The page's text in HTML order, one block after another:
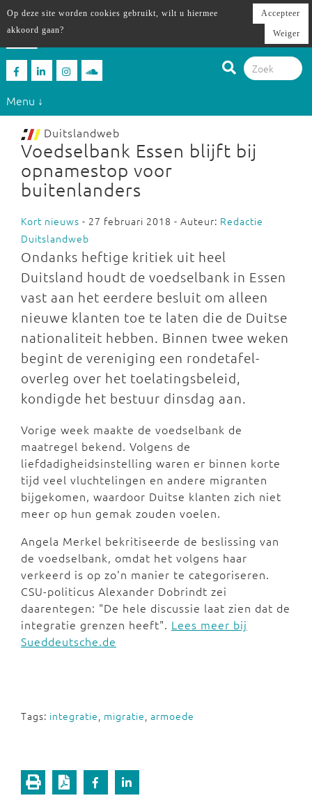
Menu ↓
Duitslandweb
Voedselbank Essen blijft bij
opnamestop voor
buitenlanders
Kort nieuws - 27 februari 2018 - Auteur: Redactie
Duitslandweb
Ondanks heftige kritiek uit heel
Duitsland houdt de voedselbank in Essen
vast aan het eerdere besluit om alleen
nieuwe klanten toe te laten die de Duitse
nationaliteit hebben. Binnen twee weken
begint de vereniging een rondetafel-
overleg over het toelatingsbeleid,
kondigde het bestuur dinsdag aan.
Vorige week maakte de voedselbank de
maatregel bekend. Volgens de
liefdadigheidsinstelling waren er binnen korte
tijd veel vluchtelingen en andere migranten
bijgekomen, waardoor Duitse klanten zich niet
meer op hun gemak zouden voelen.
Angela Merkel bekritiseerde de beslissing van
de voedselbank, omdat het volgens haar
verkeerd is op zo'n manier te categoriseren.
CSU-politicus Alexander Dobrindt zei
daarentegen: "De hele discussie laat zien dat de
integratie grenzen heeft". Lees meer bij
Sueddeutsche.de
Tags: integratie, migratie, armoede
Op deze site worden cookies gebruikt, wilt u hiermee
akkoord gaan?
Accepteer
Weiger